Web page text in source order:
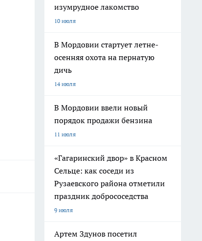
изумрудное лакомство
10 июля
В Мордовии стартует летне-
осенняя охота на пернатую
дичь
14 июля
В Мордовии ввели новый
порядок продажи бензина
11 июля
«Гагаринский двор» в Красном
Сельце: как соседи из
Рузаевского района отметили
праздник добрососедства
9 июля
Артем Здунов посетил